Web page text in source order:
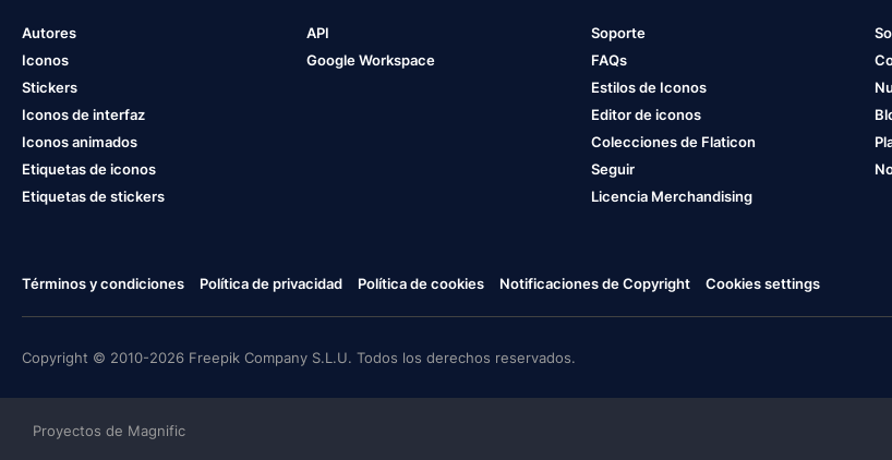
Autores
Iconos
Stickers
Iconos de interfaz
Iconos animados
Etiquetas de iconos
Etiquetas de stickers
API
Google Workspace
Soporte
FAQs
Estilos de Iconos
Editor de iconos
Colecciones de Flaticon
Seguir
Licencia Merchandising
Términos y condiciones Política de privacidad Política de cookies Notificaciones de Copyright Cookies settings
Copyright © 2010-2026 Freepik Company S.L.U. Todos los derechos reservados.
Proyectos de Magnific